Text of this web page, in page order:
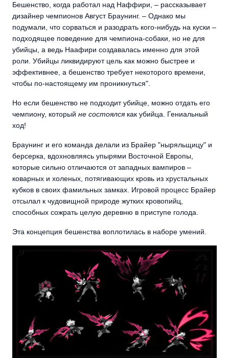
Бешенство, когда работал над Наффири, – рассказывает
дизайнер чемпионов Август Браунинг. – Однако мы
подумали, что сорваться и разодрать кого-нибудь на куски –
подходящее поведение для чемпиона-собаки, но не для
убийцы, а ведь Наафири создавалась именно для этой
роли. Убийцы ликвидируют цель как можно быстрее и
эффективнее, а бешенство требует некоторого времени,
чтобы по-настоящему им проникнуться".
Но если бешенство не подходит убийце, можно отдать его
чемпиону, который не состоялсякак убийца. Гениальный
ход!
Браунинг и его команда делали из Брайер "ныряльщицу" и
берсерка, вдохновляясь упырями Восточной Европы,
которые сильно отличаются от западных вампиров –
коварных и холеных, потягивающих кровь из хрустальных
кубков в своих фамильных замках. Игровой процесс Брайер
отсылал к чудовищной природе жутких кровопийц,
способных сожрать целую деревню в приступе голода.
Эта концепция бешенства воплотилась в наборе умений.